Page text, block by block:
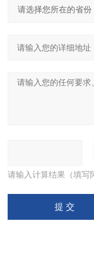
请输入计算结果（填写